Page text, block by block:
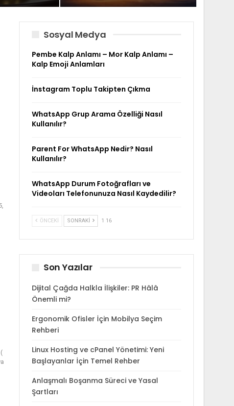
Sosyal Medya
Pembe Kalp Anlamı – Mor Kalp Anlamı –
Kalp Emoji Anlamları
İnstagram Toplu Takipten Çıkma
WhatsApp Grup Arama Özelliği Nasıl
Kullanılır?
Parent For WhatsApp Nedir? Nasıl
Kullanılır?
WhatsApp Durum Fotoğrafları ve
Videoları Telefonunuza Nasıl Kaydedilir?
ÖNCEKI SONRAKI 1 16
Son Yazılar
Dijital Çağda Halkla İlişkiler: PR Hâlâ
Önemli mi?
Ergonomik Ofisler İçin Mobilya Seçim
Rehberi
Linux Hosting ve cPanel Yönetimi: Yeni
Başlayanlar İçin Temel Rehber
Anlaşmalı Boşanma Süreci ve Yasal
Şartları